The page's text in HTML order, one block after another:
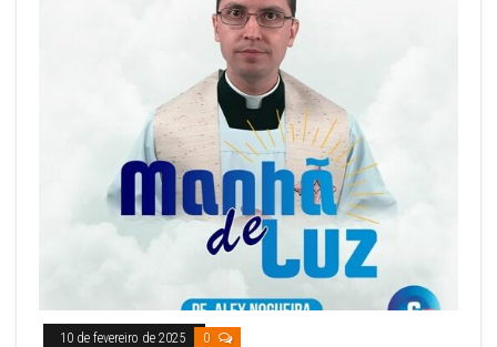
10 de fevereiro de 2025 0